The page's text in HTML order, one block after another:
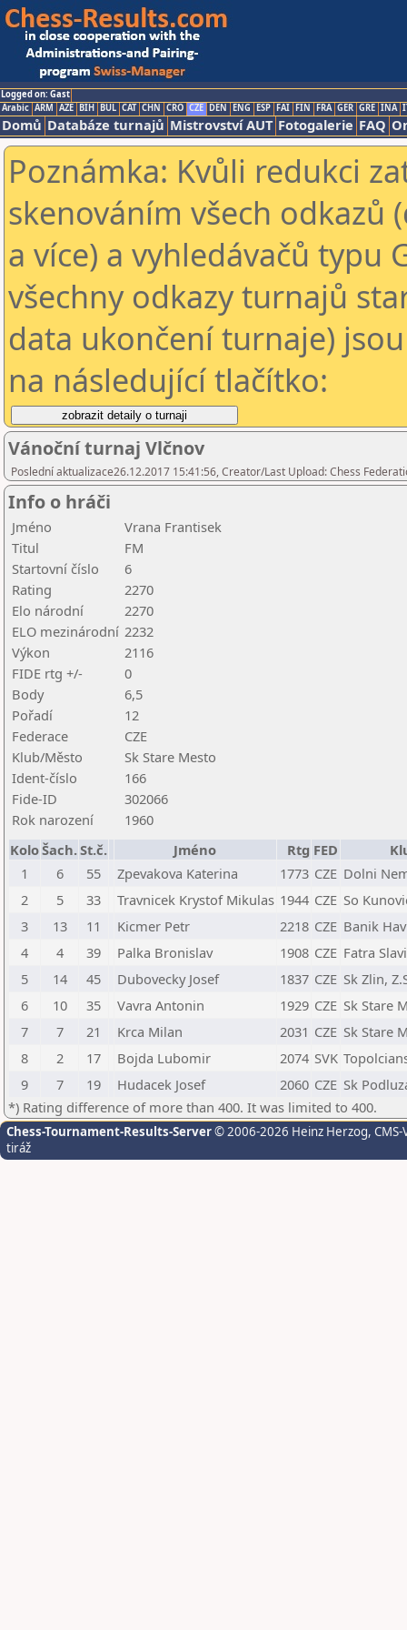
Logged on: Gast
Arabic ARM AZE BIH BUL CAT CHN CRO CZE DEN ENG ESP FAI FIN FRA GER GRE INA
Domů Databáze turnajů Mistrovství AUT Fotogalerie FAQ
Poznámka: Kvůli redukci
skenováním všech odkazů
a více) a vyhledávačů typu
všechny odkazy turnajů
data ukončení turnaje)
na následující tlačítko:
Vánoční turnaj Vlčnov
Poslední aktualizace26.12.2017 15:41:56, Creator/Last Upload: Chess
Info o hráči
Jméno
Vrana Frantisek
Titul
FM
Startovní číslo
6
Rating
2270
Elo národní
2270
ELO mezinárodní 2232
Výkon
2116
FIDE rtg +/-
0
Body
6,5
Pořadí
12
Federace
CZE
Klub/Město
Sk Stare Mesto
Ident-číslo
166
Fide-ID
302066
Rok narození
1960
KoloŠach.St.č. Jméno Rtg FED
1
6 55 Zpevakova Katerina 1773 CZE Dolni
2
5 33 Travnicek Krystof Mikulas 1944 CZE So
3
13 11 Kicmer Petr 2218 CZE Banik
4
4 39 Palka Bronislav 1908 CZE Fatra
5
14 45 Dubovecky Josef 1837 CZE Sk Zlin,
6
10 35 Vavra Antonin 1929 CZE Sk Stare
7
7 21 Krca Milan 2031 CZE Sk Stare
8
2 17 Bojda Lubomir 2074 SVK
9
7 19 Hudacek Josef 2060 CZE Sk
*) Rating difference of more than 400. It was limited to 400.
Chess-Tournament-Results-Server© 2006-2026 Heinz Herzog,
tiráž